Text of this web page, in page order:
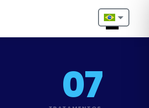
Nederlands
Français
07